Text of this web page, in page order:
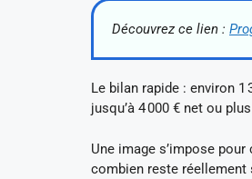
Découvrez ce lien :
Le bilan rapide : environ
jusqu’à 4 000 € net ou
Une image s’impose
combien reste